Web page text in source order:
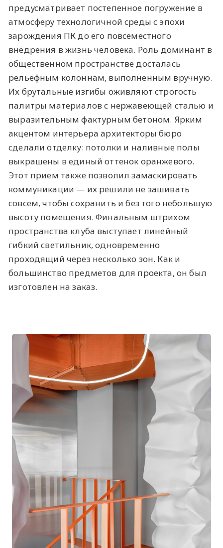
предусматривает постепенное погружение в
атмосферу технологичной среды с эпохи
зарождения ПК до его повсеместного
внедрения в жизнь человека. Роль доминант в
общественном пространстве досталась
рельефным колоннам, выполненным вручную.
Их брутальные изгибы оживляют строгость
палитры материалов с нержавеющей сталью и
выразительным фактурным бетоном. Ярким
акцентом интерьера архитекторы бюро
сделали отделку: потолки и наливные полы
выкрашены в единый оттенок оранжевого.
Этот прием также позволил замаскировать
коммуникации — их решили не зашивать
совсем, чтобы сохранить и без того небольшую
высоту помещения. Финальным штрихом
пространства клуба выступает линейный
гибкий светильник, одновременно
проходящий через несколько зон. Как и
большинство предметов для проекта, он был
изготовлен на заказ.